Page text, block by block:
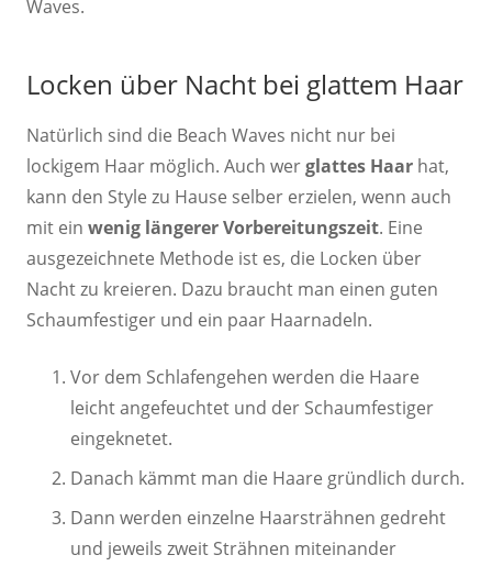
Waves.
Locken über Nacht bei glattem Haar
Natürlich sind die Beach Waves nicht nur bei
lockigem Haar möglich. Auch werglattes Haar hat,
kann den Style zu Hause selber erzielen, wenn auch
mit ein wenig längerer Vorbereitungszeit. Eine
ausgezeichnete Methode ist es, die Locken über
Nacht zu kreieren. Dazu braucht man einen guten
Schaumfestiger und ein paar Haarnadeln.
Vor dem Schlafengehen werden die Haare
leicht angefeuchtet und der Schaumfestiger
eingeknetet.
Danach kämmt man die Haare gründlich durch.
Dann werden einzelne Haarsträhnen gedreht
und jeweils zweit Strähnen miteinander